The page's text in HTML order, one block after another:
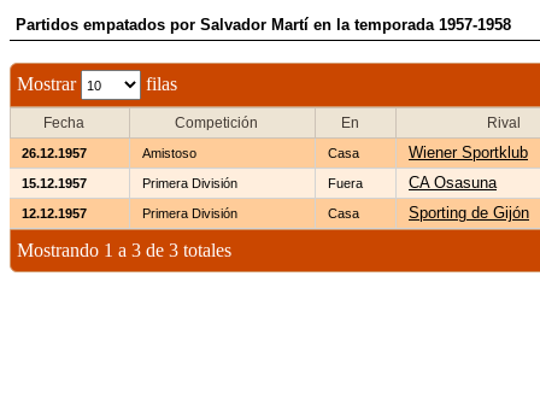
Partidos empatados por Salvador Martí en la temporada 1957-1958
Mostrar filas
Fecha Competición En Rival
26.12.1957 Amistoso Casa Wiener Sportklub
15.12.1957 Primera División Fuera CA Osasuna
12.12.1957 Primera División Casa Sporting de Gijón
Mostrando 1 a 3 de 3 totales